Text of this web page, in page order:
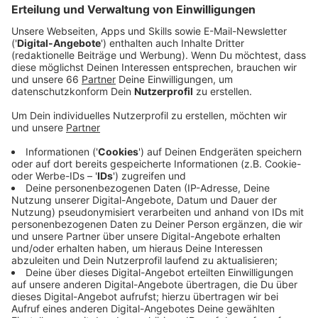
den sozialen Medien für Diskussionen.
Veröffentlicht:Mittwoch, 04.11.2020 14:48
Anzeige
OB Keller hat im Antenne Düsseldorf-Interview
gesagt: Die anhaltend hohen Infektionszahlen hätten
keine andere Entscheidung zugelassen als eine
generelle Maskenpflicht:
Anzeige